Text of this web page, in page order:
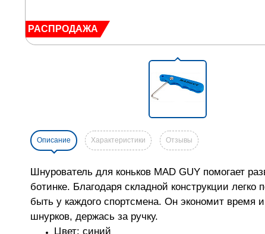
РАСПРОДАЖА
Описание Характеристики Отзывы
Шнурователь для коньков MAD GUY помогает
ботинке. Благодаря складной конструкции
быть у каждого спортсмена. Он экономит время
шнурков, держась за ручку.
Цвет: синий